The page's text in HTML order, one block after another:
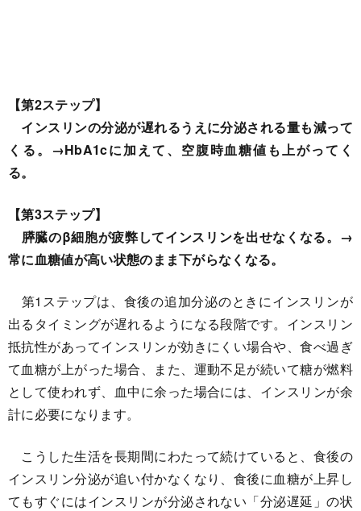
【第2ステップ】
インスリンの分泌が遅れるうえに分泌される量も減って
くる。→HbA1cに加えて、空腹時血糖値も上がってく
る。
【第3ステップ】
膵臓のβ細胞が疲弊してインスリンを出せなくなる。→
常に血糖値が高い状態のまま下がらなくなる。
第1ステップは、食後の追加分泌のときにインスリンが
出るタイミングが遅れるようになる段階です。インスリン
抵抗性があってインスリンが効きにくい場合や、食べ過ぎ
て血糖が上がった場合、また、運動不足が続いて糖が燃料
として使われず、血中に余った場合には、インスリンが余
計に必要になります。
こうした生活を長期間にわたって続けていると、食後の
インスリン分泌が追い付かなくなり、食後に血糖が上昇し
てもすぐにはインスリンが分泌されない「分泌遅延」の状